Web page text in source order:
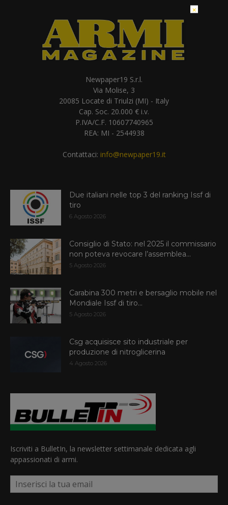
Newpaper19 S.r.l.
Via Molise, 3
20085 Locate di Triulzi (MI) - Italy
Cap. Soc. 20.000 € i.v.
P.IVA/C.F. 10607740965
REA: MI - 2544938
Contattaci: info@newpaper19.it
Due italiani nelle top 3 del ranking Issf di
tiro
6 Agosto 2026
Consiglio di Stato: nel 2025 il commissario
non poteva revocare l’assemblea...
5 Agosto 2026
Carabina 300 metri e bersaglio mobile nel
Mondiale Issf di tiro...
5 Agosto 2026
Csg acquisisce sito industriale per
produzione di nitroglicerina
4 Agosto 2026
Iscriviti a BulletIn, la newsletter settimanale dedicata agli
appassionati di armi.
×